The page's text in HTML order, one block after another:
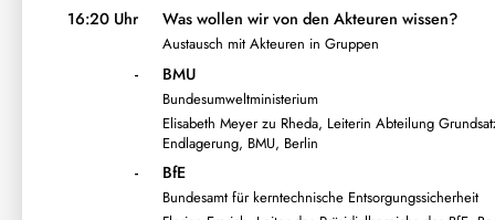
16:20 Uhr Was wollen wir von den Akteuren wissen?
Austausch mit Akteuren in Gruppen
- BMU
Bundesumweltministerium
Elisabeth Meyer zu Rheda, Leiterin Abteilung
Endlagerung, BMU, Berlin
- BfE
Bundesamt für kerntechnische Entsorgungssicherheit